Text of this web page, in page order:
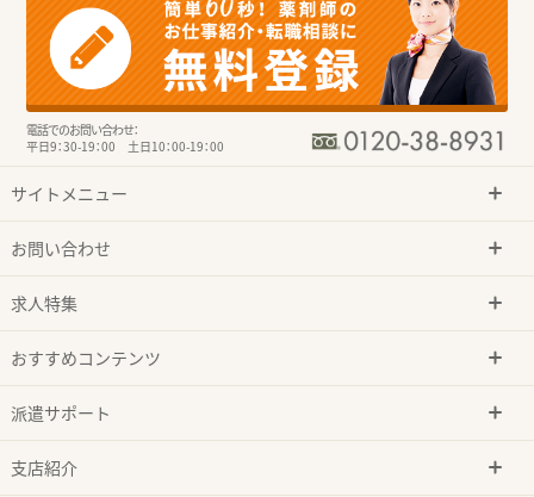
電話でのお問い合わせ：
平日9：30-19：00 土日10：00-19：00
サイトメニュー
お問い合わせ
求人特集
おすすめコンテンツ
派遣サポート
支店紹介